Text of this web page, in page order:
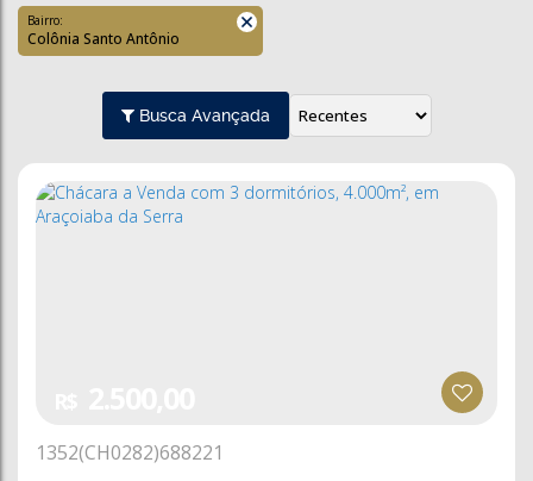
Bairro:
Colônia Santo Antônio
Busca Avançada
1352(CH0282)688221